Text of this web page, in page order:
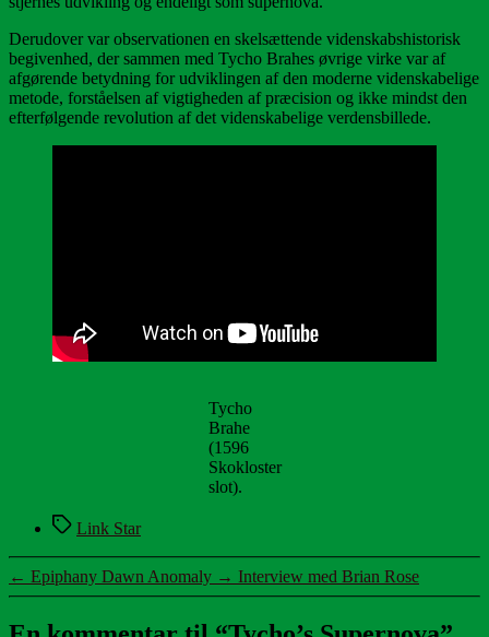
Derudover var observationen en skelsættende videnskabshistorisk
begivenhed, der sammen med Tycho Brahes øvrige virke var af
afgørende betydning for udviklingen af den moderne videnskabelige
metode, forståelsen af vigtigheden af præcision og ikke mindst den
efterfølgende revolution af det videnskabelige verdensbillede.
Tycho
Brahe
(1596
Skokloster
slot).
TagsLink Star
← Epiphany Dawn Anomaly → Interview med Brian Rose